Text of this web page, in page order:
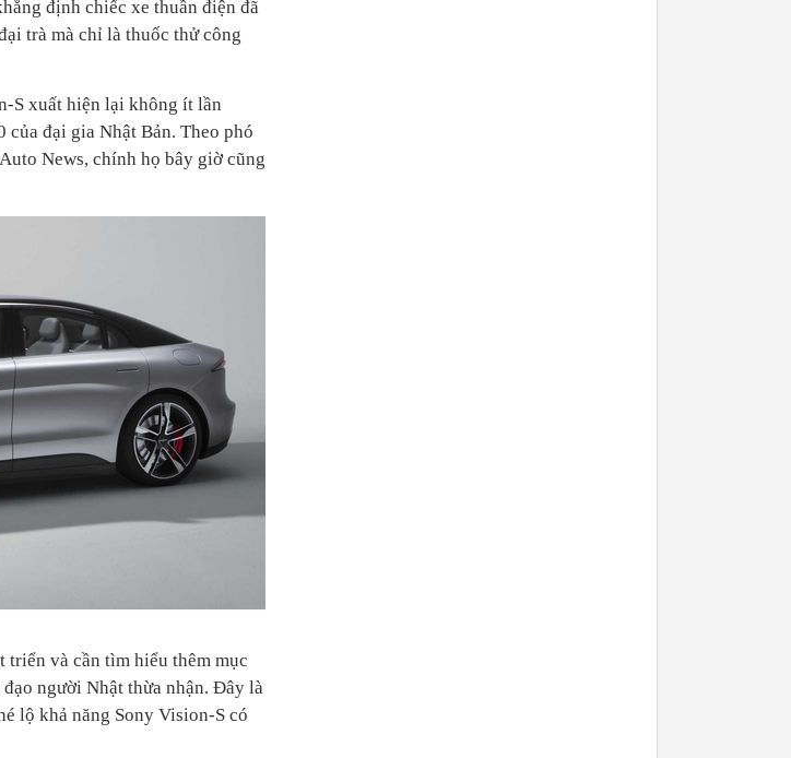
định chiếc xe thuần điện đã
trà mà chỉ là thuốc thử công
S xuất hiện lại không ít lần
đại gia Nhật Bản. Theo phó
News, chính họ bây giờ cũng
triển và cần tìm hiểu thêm mục
người Nhật thừa nhận. Đây là
lộ khả năng Sony Vision-S có